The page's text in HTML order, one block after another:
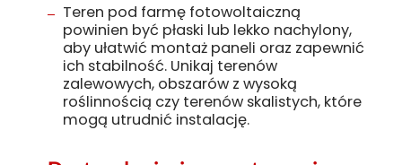
Teren pod farmę fotowoltaiczną
powinien być płaski lub lekko nachylony,
aby ułatwić montaż paneli oraz zapewnić
ich stabilność. Unikaj terenów
zalewowych, obszarów z wysoką
roślinnością czy terenów skalistych, które
mogą utrudnić instalację.